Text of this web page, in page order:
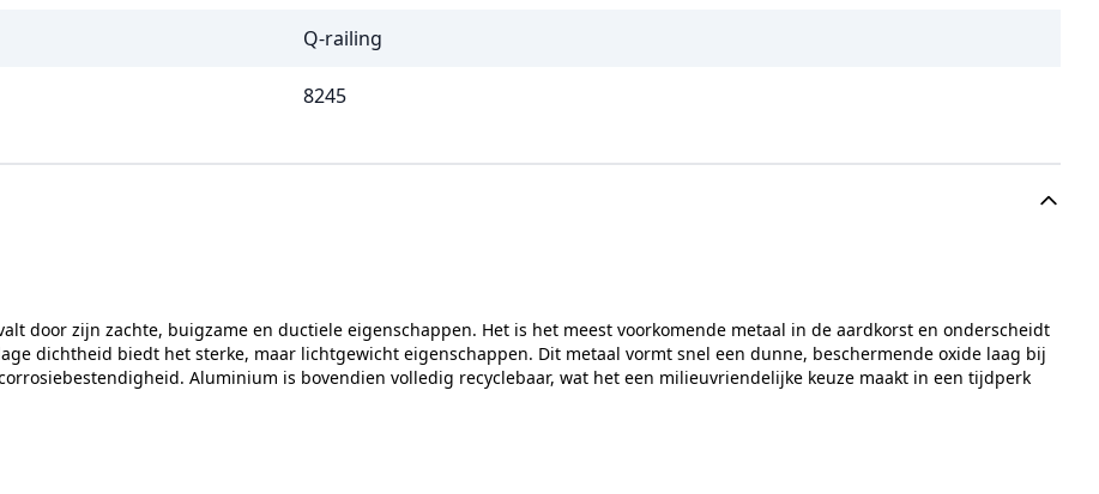
Q-railing
8245
door zijn zachte, buigzame en ductiele eigenschappen. Het is het meest voorkomende metaal in de aardkorst en onderscheidt
dichtheid biedt het sterke, maar lichtgewicht eigenschappen. Dit metaal vormt snel een dunne, beschermende oxide laag bij
Aluminium is bovendien volledig recyclebaar, wat het een milieuvriendelijke keuze maakt in een tijdperk